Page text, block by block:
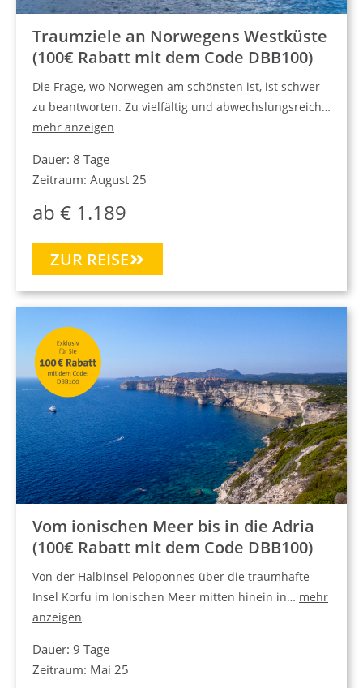
Traumziele an Norwegens Westküste
(100€ Rabatt mit dem Code DBB100)
Die Frage, wo Norwegen am schönsten ist, ist schwer
zu beantworten. Zu vielfältig und abwechslungsreich…
mehr anzeigen
Dauer: 8 Tage
Zeitraum: August 25
ab € 1.189
ZUR REISE
Vom ionischen Meer bis in die Adria
(100€ Rabatt mit dem Code DBB100)
Von der Halbinsel Peloponnes über die traumhafte
Insel Korfu im Ionischen Meer mitten hinein in… mehr
anzeigen
Dauer: 9 Tage
Zeitraum: Mai 25